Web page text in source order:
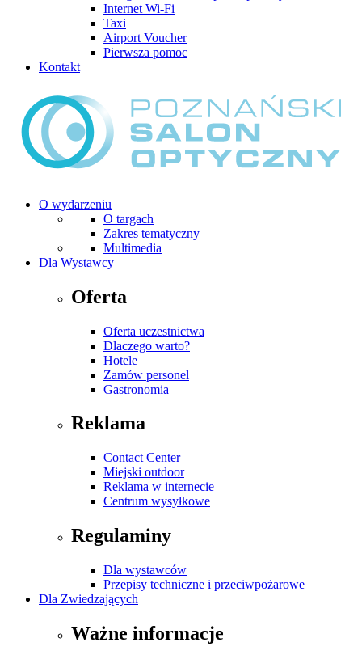
Internet Wi-Fi
Taxi
Airport Voucher
Pierwsza pomoc
Kontakt
O wydarzeniu
O targach
Zakres tematyczny
Multimedia
Dla Wystawcy
Oferta
Oferta uczestnictwa
Dlaczego warto?
Hotele
Zamów personel
Gastronomia
Reklama
Contact Center
Miejski outdoor
Reklama w internecie
Centrum wysyłkowe
Regulaminy
Dla wystawców
Przepisy techniczne i przeciwpożarowe
Dla Zwiedzających
Ważne informacje